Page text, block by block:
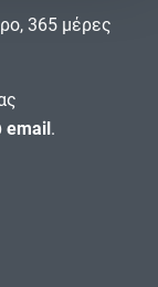
365 μέρες
email.